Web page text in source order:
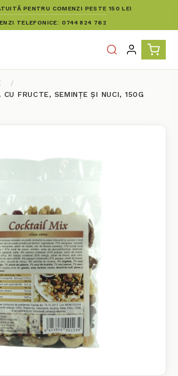
PENTRU COMENZI PESTE 150 LEI
TELEFONICE: 0744 824 762
FRUCTE, SEMINȚE ȘI NUCI, 150G